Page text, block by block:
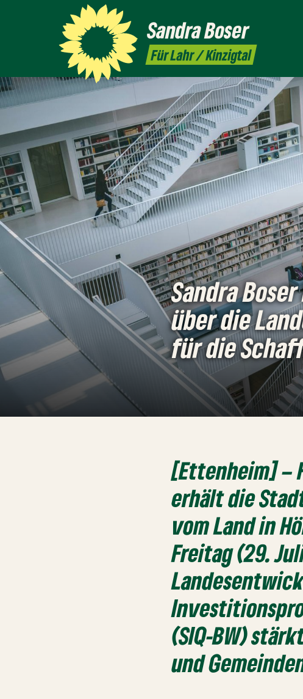
SandraBoser
Für Lahr / Kinzigtal
Sandra
über die
für die
[Ettenheim] –
erhält die
vom Land in
Freitag (29.
(SIQ-BW)
und